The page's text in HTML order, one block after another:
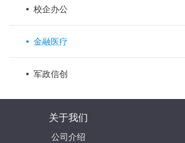
校企办公
金融医疗
军政信创
关于我们
公司介绍